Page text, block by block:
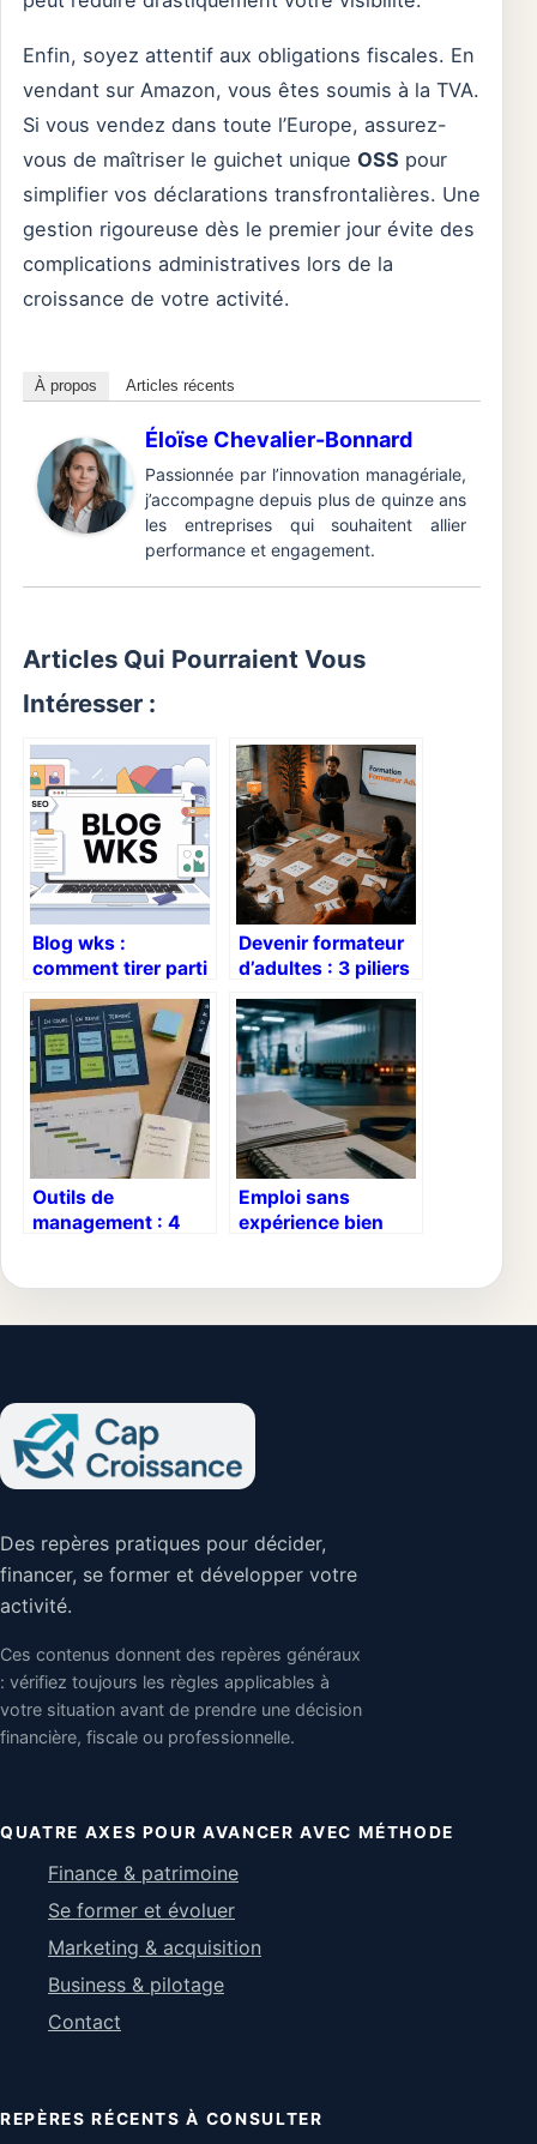
Enfin, soyez attentif aux obligations fiscales. En
vendant sur Amazon, vous êtes soumis à la TVA.
Si vous vendez dans toute l’Europe, assurez-
vous de maîtriser le guichet unique OSS pour
simplifier vos déclarations transfrontalières. Une
gestion rigoureuse dès le premier jour évite des
complications administratives lors de la
croissance de votre activité.
À propos Articles récents
Éloïse Chevalier-Bonnard
Passionnée par l’innovation managériale,
j’accompagne depuis plus de quinze ans
les entreprises qui souhaitent allier
performance et engagement.
Articles Qui Pourraient Vous
Intéresser :
Blog wks :
comment tirer parti
du blog wks pour
votre stratégie
digitale
Devenir formateur
d’adultes : 3 piliers
pour transformer
votre expertise en
savoir
transmissible
Outils de
management : 4
efficacité
Emploi sans
expérience bien
2000€
Des repères pratiques pour décider,
financer, se former et développer votre
activité.
Ces contenus donnent des repères généraux
: vérifiez toujours les règles applicables à
votre situation avant de prendre une décision
financière, fiscale ou professionnelle.
QUATRE AXES POUR AVANCER AVEC MÉTHODE
Finance & patrimoine
Se former et évoluer
Marketing & acquisition
Business & pilotage
Contact
REPÈRES RÉCENTS À CONSULTER